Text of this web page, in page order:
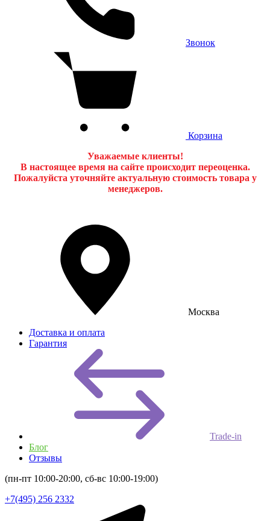
Звонок
Корзина
Уважаемые клиенты!
В настоящее время на сайте происходит переоценка.
Пожалуйста уточняйте актуальную стоимость товара у
менеджеров.
Москва
Доставка и оплата
Гарантия
Trade-in
Блог
Отзывы
(пн-пт 10:00-20:00, сб-вс 10:00-19:00)
+7(495) 256 2332